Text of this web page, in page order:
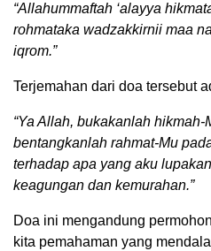
“Allahummaftah ‘alayya
rohmataka wadzakkirnii maa
iqrom.”
Terjemahan dari doa tersebut
“Ya Allah, bukakanlah hikmah-
bentangkanlah rahmat-Mu
terhadap apa yang aku
keagungan dan kemurahan.”
Doa ini mengandung
kita pemahaman yang